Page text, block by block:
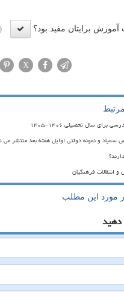
برایتان مفید بود؟
(1)
X
سال تحصیلی ۱۴۰۶–۱۴۰۵
سمپاد و نمونه دولتی اوایل هفته بعد منتشر
انتقالات فرهنگیان
مورد این مطلب
دهید